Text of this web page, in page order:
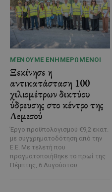
ΜΈΝΟΥΜΕ ΕΝΗΜΕΡΩΜΈΝΟΙ
Ξεκίνησε η
αντικατάσταση 100
χιλιομέτρων δικτύου
ύδρευσης στο κέντρο της
Λεμεσού
Έργο προϋπολογισμού €9,2 εκατ.
με συγχρηματοδότηση από την
Ε.Ε. Με τελετή που
πραγματοποιήθηκε το πρωί της
Πέμπτης, 6 Αυγούστου...